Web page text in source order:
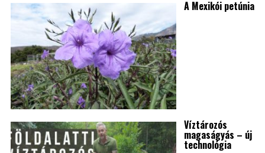
A Mexikói petúnia
Víztározós
magaságyás – új
technológia